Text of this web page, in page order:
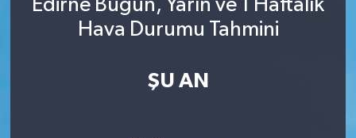
Edirne Bugün, Yarın ve 1 Haftalık
Hava Durumu Tahmini
ŞU AN
Tüm Manşetler